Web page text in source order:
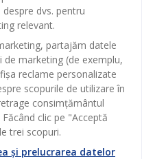
în 1979 în Danemarca.
și 15 ani garanție la
dvs. pentru
relevant.
partajăm datele
de marketing (de exemplu,
reclame personalizate
scopurile de utilizare în
consimțământul
clic pe "Acceptă
trei scopuri.
și prelucrarea datelor